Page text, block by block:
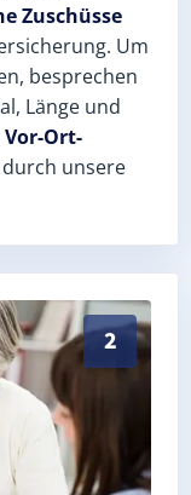
Zuschüsse
Um
besprechen
Länge und
Vor-Ort-
durch unsere
2
Holzland-